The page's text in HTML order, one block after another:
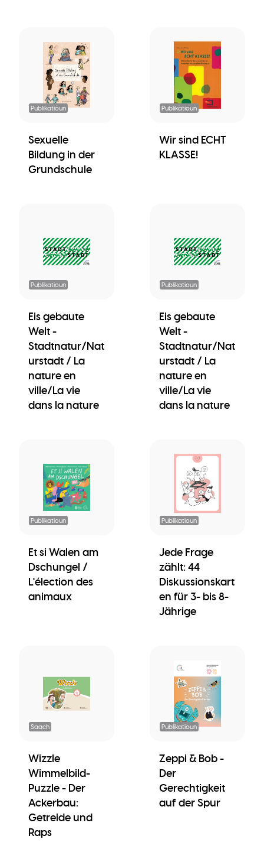
Publikatioun
Sexuelle
Bildung in der
Grundschule
Publikatioun
Wir sind ECHT
KLASSE!
Publikatioun
Eis gebaute
Welt -
Stadtnatur/Nat
urstadt / La
nature en
ville/La vie
dans la nature
Publikatioun
Eis gebaute
Welt -
Stadtnatur/Nat
urstadt / La
nature en
ville/La vie
dans la nature
Publikatioun
Et si Walen am
Dschungel /
L'élection des
animaux
Publikatioun
Jede Frage
zählt: 44
Diskussionskart
en für 3- bis 8-
Jährige
Saach
Wizzle
Wimmelbild-
Puzzle - Der
Ackerbau:
Getreide und
Raps
Publikatioun
Zeppi & Bob -
Der
Gerechtigkeit
auf der Spur